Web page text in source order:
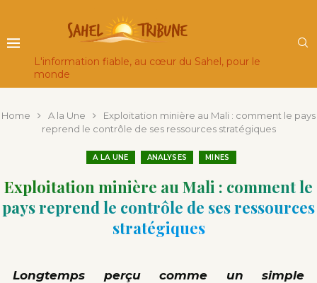
L'information fiable, au cœur du Sahel, pour le
monde
Home A la Une
Exploitation minière au Mali : comment le pays
reprend le contrôle de ses ressources stratégiques
A LA UNE ANALYSES MINES
Exploitation minière au Mali : comment le
pays reprend le contrôle de ses ressources
stratégiques
Longtemps perçu comme un simple